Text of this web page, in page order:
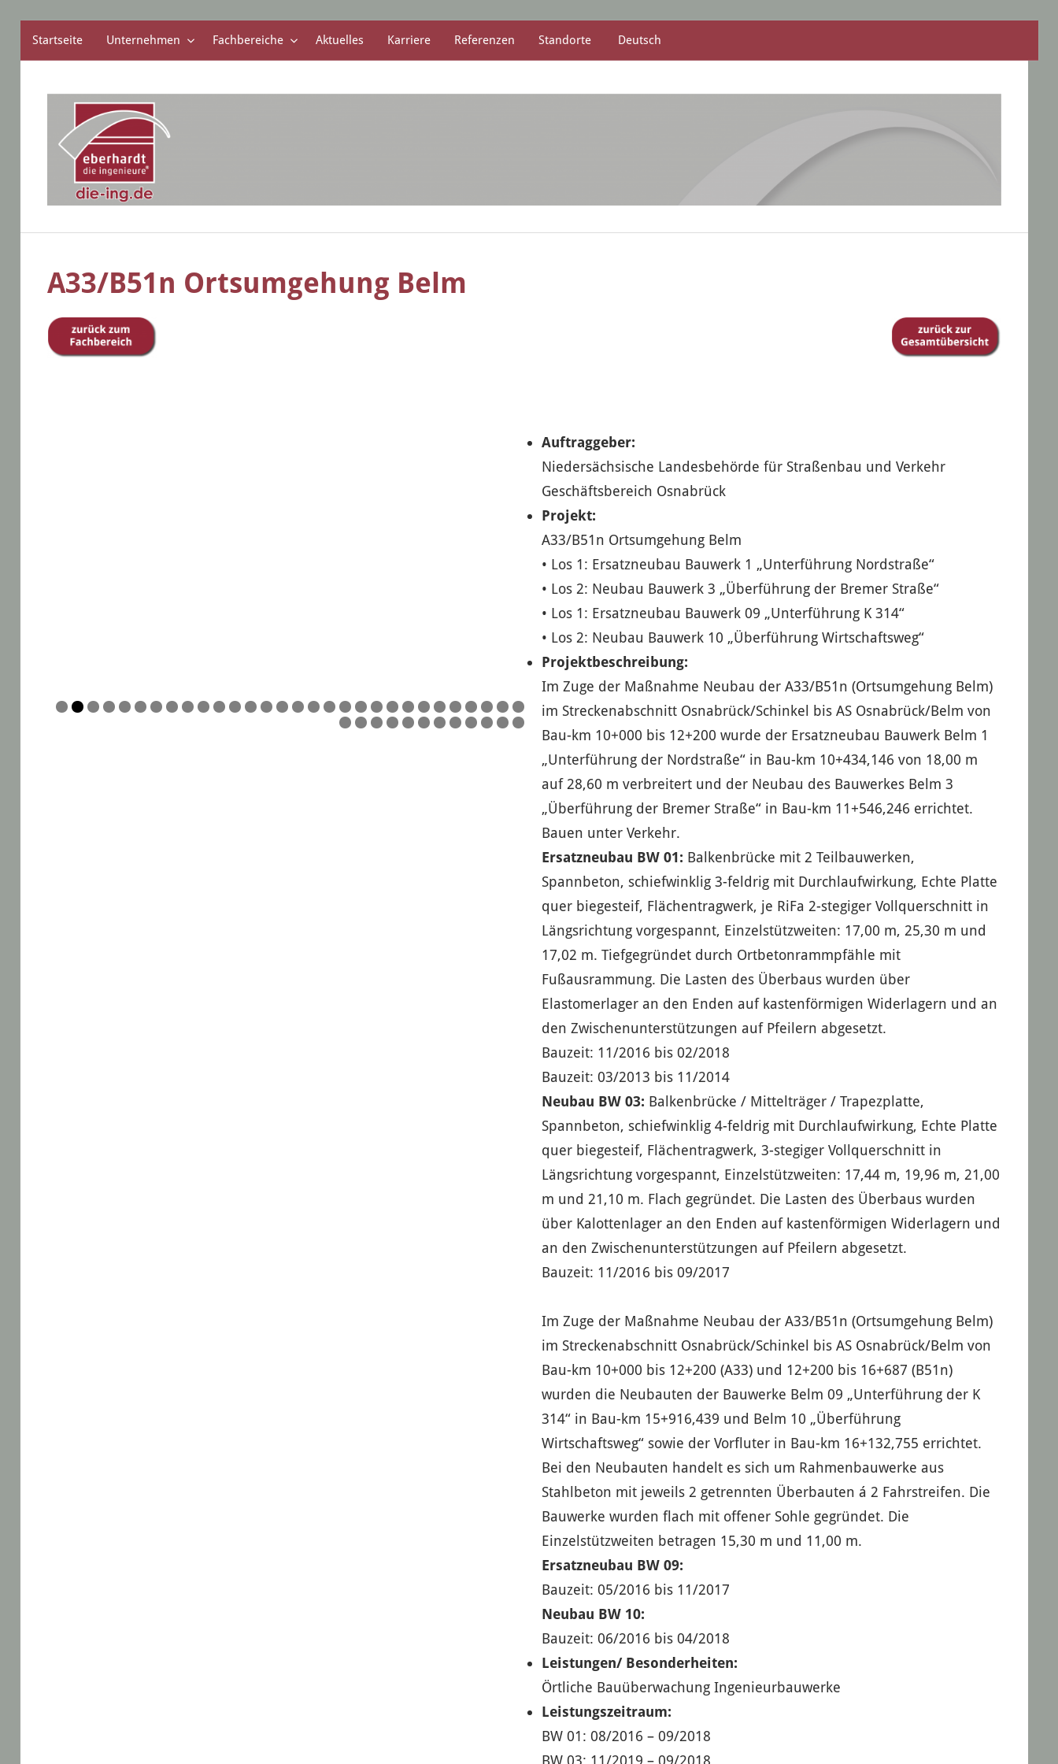
Startseite Unternehmen Fachbereiche Aktuelles Karriere Referenzen Standorte Deutsch
Inhalt
eberhardt
ingenieure
A33/B51n Ortsumgehung Belm
Auftraggeber:
Niedersächsische Landesbehörde für Straßenbau und Verkehr
Geschäftsbereich Osnabrück
Projekt:
A33/B51n Ortsumgehung Belm
• Los 1: Ersatzneubau Bauwerk 1 „Unterführung Nordstraße“
• Los 2: Neubau Bauwerk 3 „Überführung der Bremer Straße“
• Los 1: Ersatzneubau Bauwerk 09 „Unterführung K 314“
• Los 2: Neubau Bauwerk 10 „Überführung Wirtschaftsweg“
Projektbeschreibung:
Im Zuge der Maßnahme Neubau der A33/B51n (Ortsumgehung Belm)
im Streckenabschnitt Osnabrück/Schinkel bis AS Osnabrück/Belm von
Bau-km 10+000 bis 12+200 wurde der Ersatzneubau Bauwerk Belm 1
„Unterführung der Nordstraße“ in Bau-km 10+434,146 von 18,00 m
auf 28,60 m verbreitert und der Neubau des Bauwerkes Belm 3
„Überführung der Bremer Straße“ in Bau-km 11+546,246 errichtet.
Bauen unter Verkehr.
Ersatzneubau BW 01: Balkenbrücke mit 2 Teilbauwerken,
Spannbeton, schiefwinklig 3-feldrig mit Durchlaufwirkung, Echte Platte
quer biegesteif, Flächentragwerk, je RiFa 2-stegiger Vollquerschnitt in
Längsrichtung vorgespannt, Einzelstützweiten: 17,00 m, 25,30 m und
17,02 m. Tiefgegründet durch Ortbetonrammpfähle mit
Fußausrammung. Die Lasten des Überbaus wurden über
Elastomerlager an den Enden auf kastenförmigen Widerlagern und an
den Zwischenunterstützungen auf Pfeilern abgesetzt.
Bauzeit: 11/2016 bis 02/2018
Bauzeit: 03/2013 bis 11/2014
Neubau BW 03: Balkenbrücke / Mittelträger / Trapezplatte,
Spannbeton, schiefwinklig 4-feldrig mit Durchlaufwirkung, Echte Platte
quer biegesteif, Flächentragwerk, 3-stegiger Vollquerschnitt in
Längsrichtung vorgespannt, Einzelstützweiten: 17,44 m, 19,96 m, 21,00
m und 21,10 m. Flach gegründet. Die Lasten des Überbaus wurden
über Kalottenlager an den Enden auf kastenförmigen Widerlagern und
an den Zwischenunterstützungen auf Pfeilern abgesetzt.
Bauzeit: 11/2016 bis 09/2017
Im Zuge der Maßnahme Neubau der A33/B51n (Ortsumgehung Belm)
im Streckenabschnitt Osnabrück/Schinkel bis AS Osnabrück/Belm von
Bau-km 10+000 bis 12+200 (A33) und 12+200 bis 16+687 (B51n)
wurden die Neubauten der Bauwerke Belm 09 „Unterführung der K
314“ in Bau-km 15+916,439 und Belm 10 „Überführung
Wirtschaftsweg“ sowie der Vorfluter in Bau-km 16+132,755 errichtet.
Bei den Neubauten handelt es sich um Rahmenbauwerke aus
Stahlbeton mit jeweils 2 getrennten Überbauten á 2 Fahrstreifen. Die
Bauwerke wurden flach mit offener Sohle gegründet. Die
Einzelstützweiten betragen 15,30 m und 11,00 m.
Ersatzneubau BW 09:
Bauzeit: 05/2016 bis 11/2017
Neubau BW 10:
Bauzeit: 06/2016 bis 04/2018
Leistungen/ Besonderheiten:
Örtliche Bauüberwachung Ingenieurbauwerke
Leistungszeitraum:
BW 01: 08/2016 – 09/2018
BW 03: 11/2019 – 09/2018